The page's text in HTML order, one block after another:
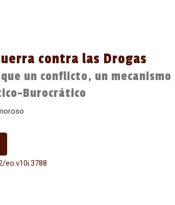
contra las Drogas
un conflicto, un
Burocrático
eo.v10i.3788